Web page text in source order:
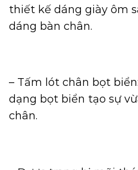
thiết kế dáng giày ôm
dáng bàn chân.
– Tấm lót chân bọt
dạng bọt biển tạo sự
chân.